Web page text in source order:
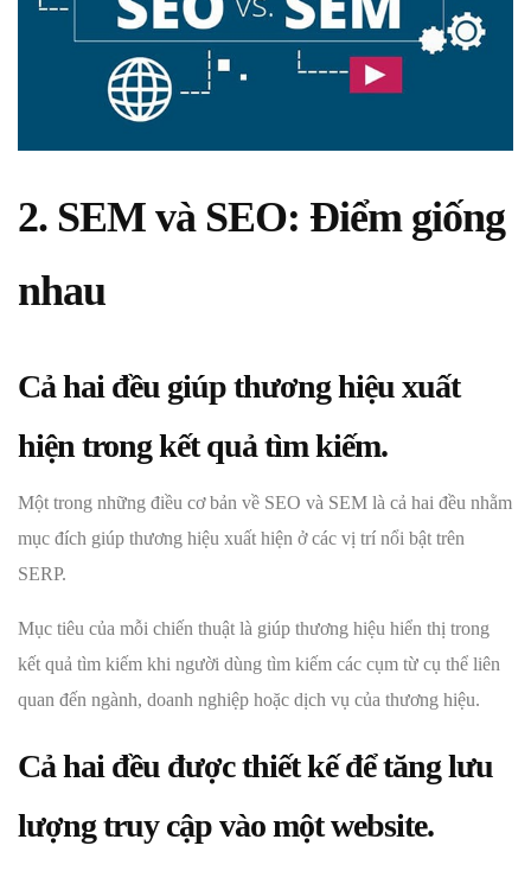
2. SEM và SEO: Điểm giống
nhau
Cả hai đều giúp thương hiệu xuất
hiện trong kết quả tìm kiếm.
Một trong những điều cơ bản về SEO và SEM là cả hai đều nhằm
mục đích giúp thương hiệu xuất hiện ở các vị trí nổi bật trên
SERP.
Mục tiêu của mỗi chiến thuật là giúp thương hiệu hiển thị trong
kết quả tìm kiếm khi người dùng tìm kiếm các cụm từ cụ thể liên
quan đến ngành, doanh nghiệp hoặc dịch vụ của thương hiệu.
Cả hai đều được thiết kế để tăng lưu
lượng truy cập vào một website.